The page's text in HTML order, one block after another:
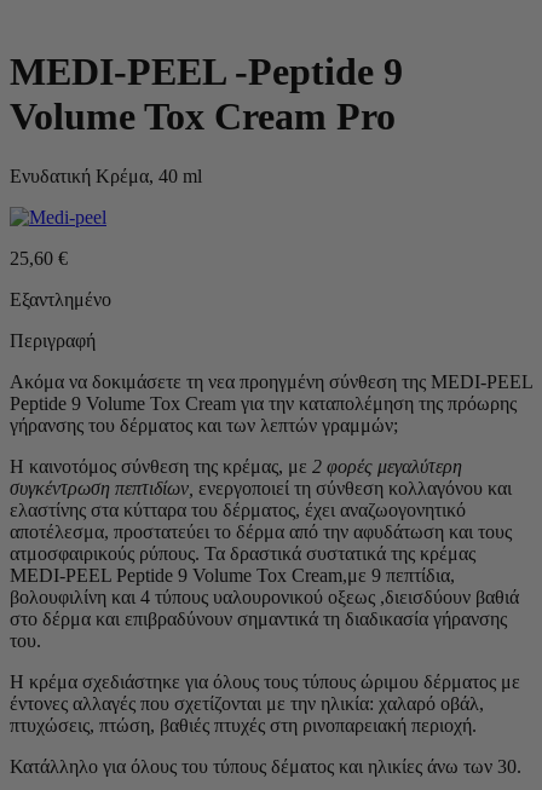
MEDI-PEEL -Peptide 9
Volume Tox Cream Pro
Ενυδατική Κρέμα, 40 ml
25,60 €
Εξαντλημένο
Περιγραφή
Ακόμα να δοκιμάσετε τη νεα προηγμένη σύνθεση της MEDI-PEEL
Peptide 9 Volume Tox Cream για την καταπολέμηση της πρόωρης
γήρανσης του δέρματος και των λεπτών γραμμών;
Η καινοτόμος σύνθεση της κρέμας, με 2 φορές μεγαλύτερη
συγκέντρωση πεπτιδίων, ενεργοποιεί τη σύνθεση κολλαγόνου και
ελαστίνης στα κύτταρα του δέρματος, έχει αναζωογονητικό
αποτέλεσμα, προστατεύει το δέρμα από την αφυδάτωση και τους
ατμοσφαιρικούς ρύπους. Τα δραστικά συστατικά της κρέμας
MEDI-PEEL Peptide 9 Volume Tox Cream,με 9 πεπτίδια,
βολουφιλίνη και 4 τύπους υαλουρονικού οξεως ,διεισδύουν βαθιά
στο δέρμα και επιβραδύνουν σημαντικά τη διαδικασία γήρανσης
του.
Η κρέμα σχεδιάστηκε για όλους τους τύπους ώριμου δέρματος με
έντονες αλλαγές που σχετίζονται με την ηλικία: χαλαρό οβάλ,
πτυχώσεις, πτώση, βαθιές πτυχές στη ρινοπαρειακή περιοχή.
Κατάλληλο για όλους του τύπους δέματος και ηλικίες άνω των 30.